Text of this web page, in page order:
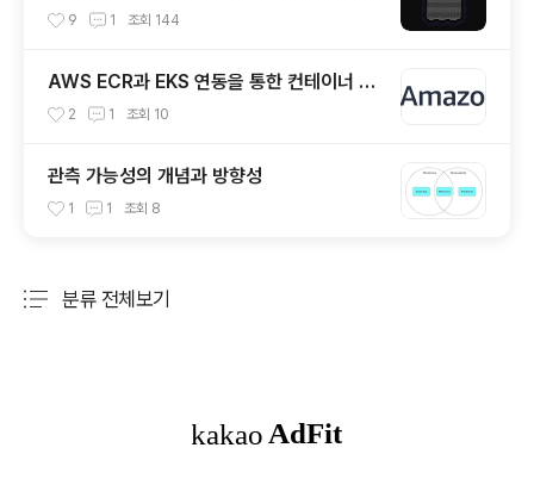
글 폰트 적용)
9 1 조회 144
AWS ECR과 EKS 연동을 통한 컨테이너 이
미지 배포하기
2 1 조회 10
관측 가능성의 개념과 방향성
1 1 조회 8
분류 전체보기